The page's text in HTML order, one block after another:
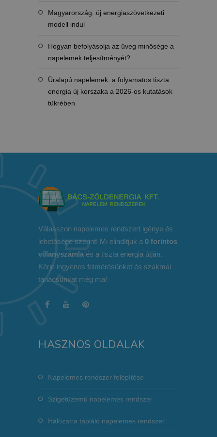
Magyarország: új energiaszövetkezeti
modell indul
Hogyan befolyásolja az üveg minősége a
napelemek teljesítményét?
Űralapú napelemek: a folyamatos tiszta
energia új korszaka a 2026-os kutatások
tükrében
Válasszon napelemes rendszert igénye és
lehetősége szerint! Mi elindítjuk a 0 forintos
villanyszámla és a tiszta energia útján.
Kérje ingyenes felmérésünket és szakmai
tanácsunkat még ma!
HASZNOS OLDALAK
Napelemes rendszer felépítése
Szigetüzemű napelemes rendszer
Hálózatra tápláló napelemes rendszer